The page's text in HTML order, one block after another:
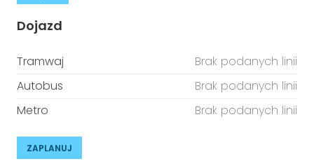
Dojazd
Tramwaj
Brak podanych linii
Autobus
Brak podanych linii
Metro
Brak podanych linii
ZAPLANUJ